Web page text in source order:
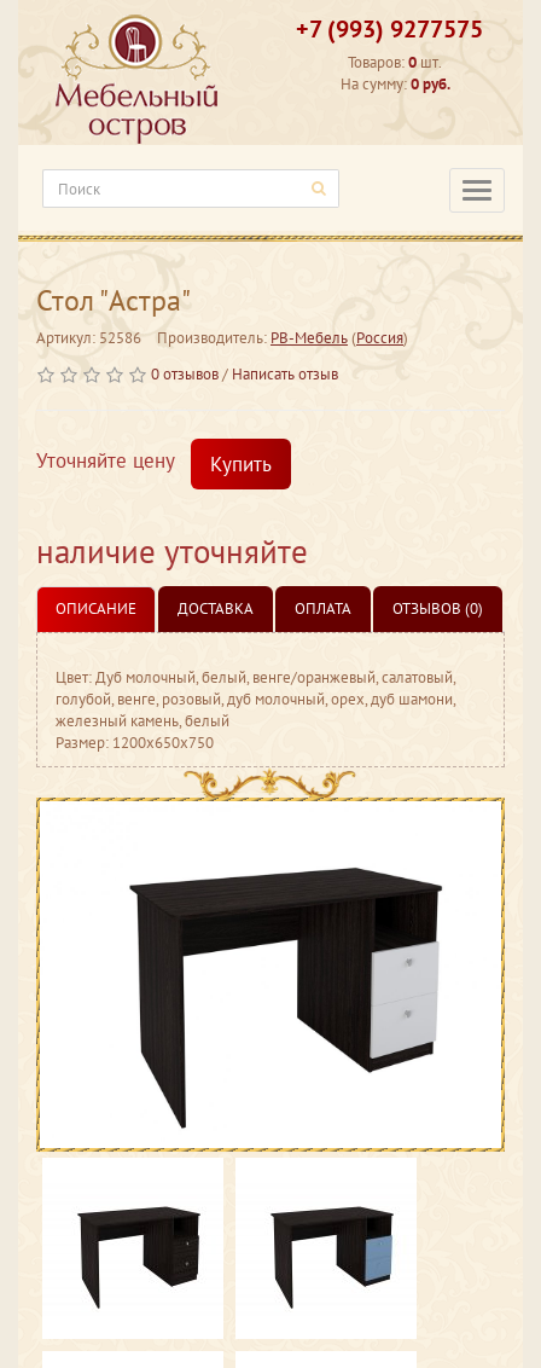
+7 (993) 9277575
Товаров:0 шт.
На сумму:0 руб.
Стол "Астра"
Артикул: 52586 Производитель: РВ-Мебель(Россия)
0 отзывов/ Написать отзыв
Уточняйте цену Купить
наличие уточняйте
ОПИСАНИЕ ДОСТАВКА ОПЛАТА ОТЗЫВОВ (0)
Цвет: Дуб молочный, белый, венге/оранжевый, салатовый,
голубой, венге, розовый, дуб молочный, орех, дуб шамони,
железный камень, белый
Размер: 1200x650x750